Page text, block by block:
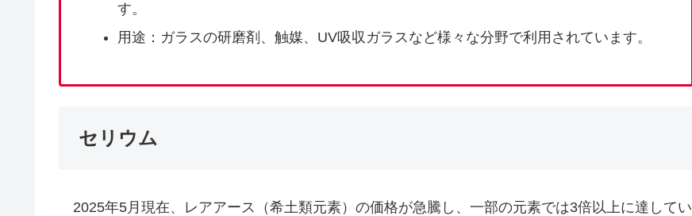
す。
用途：ガラスの研磨剤、触媒、UV吸収ガラスなど様々な分野で利用されています。
セリウム
2025年5月現在、レアアース（希土類元素）の価格が急騰し、一部の元素では3倍以上に達してい